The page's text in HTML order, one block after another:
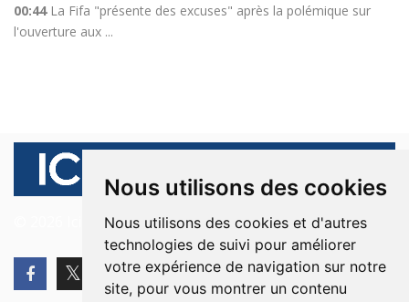
Nous utilisons des cookies
Nous utilisons des cookies et d'autres
technologies de suivi pour améliorer
votre expérience de navigation sur notre
site, pour vous montrer un contenu
00:44 La Fifa "présente des excuses" après la polémique sur
l'ouverture aux ...
© 2026 Ici Beyrouth. Tous les droits sont réservés.